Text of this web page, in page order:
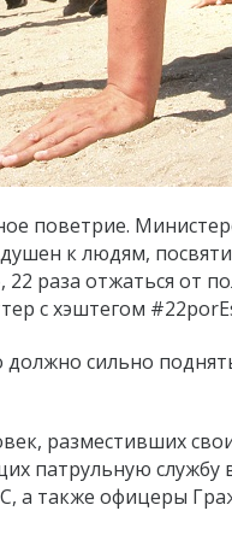
поветрие.
к людям,
раза отжаться от
с хэштегом
сильно
разместивших
патрульную
а также офицеры